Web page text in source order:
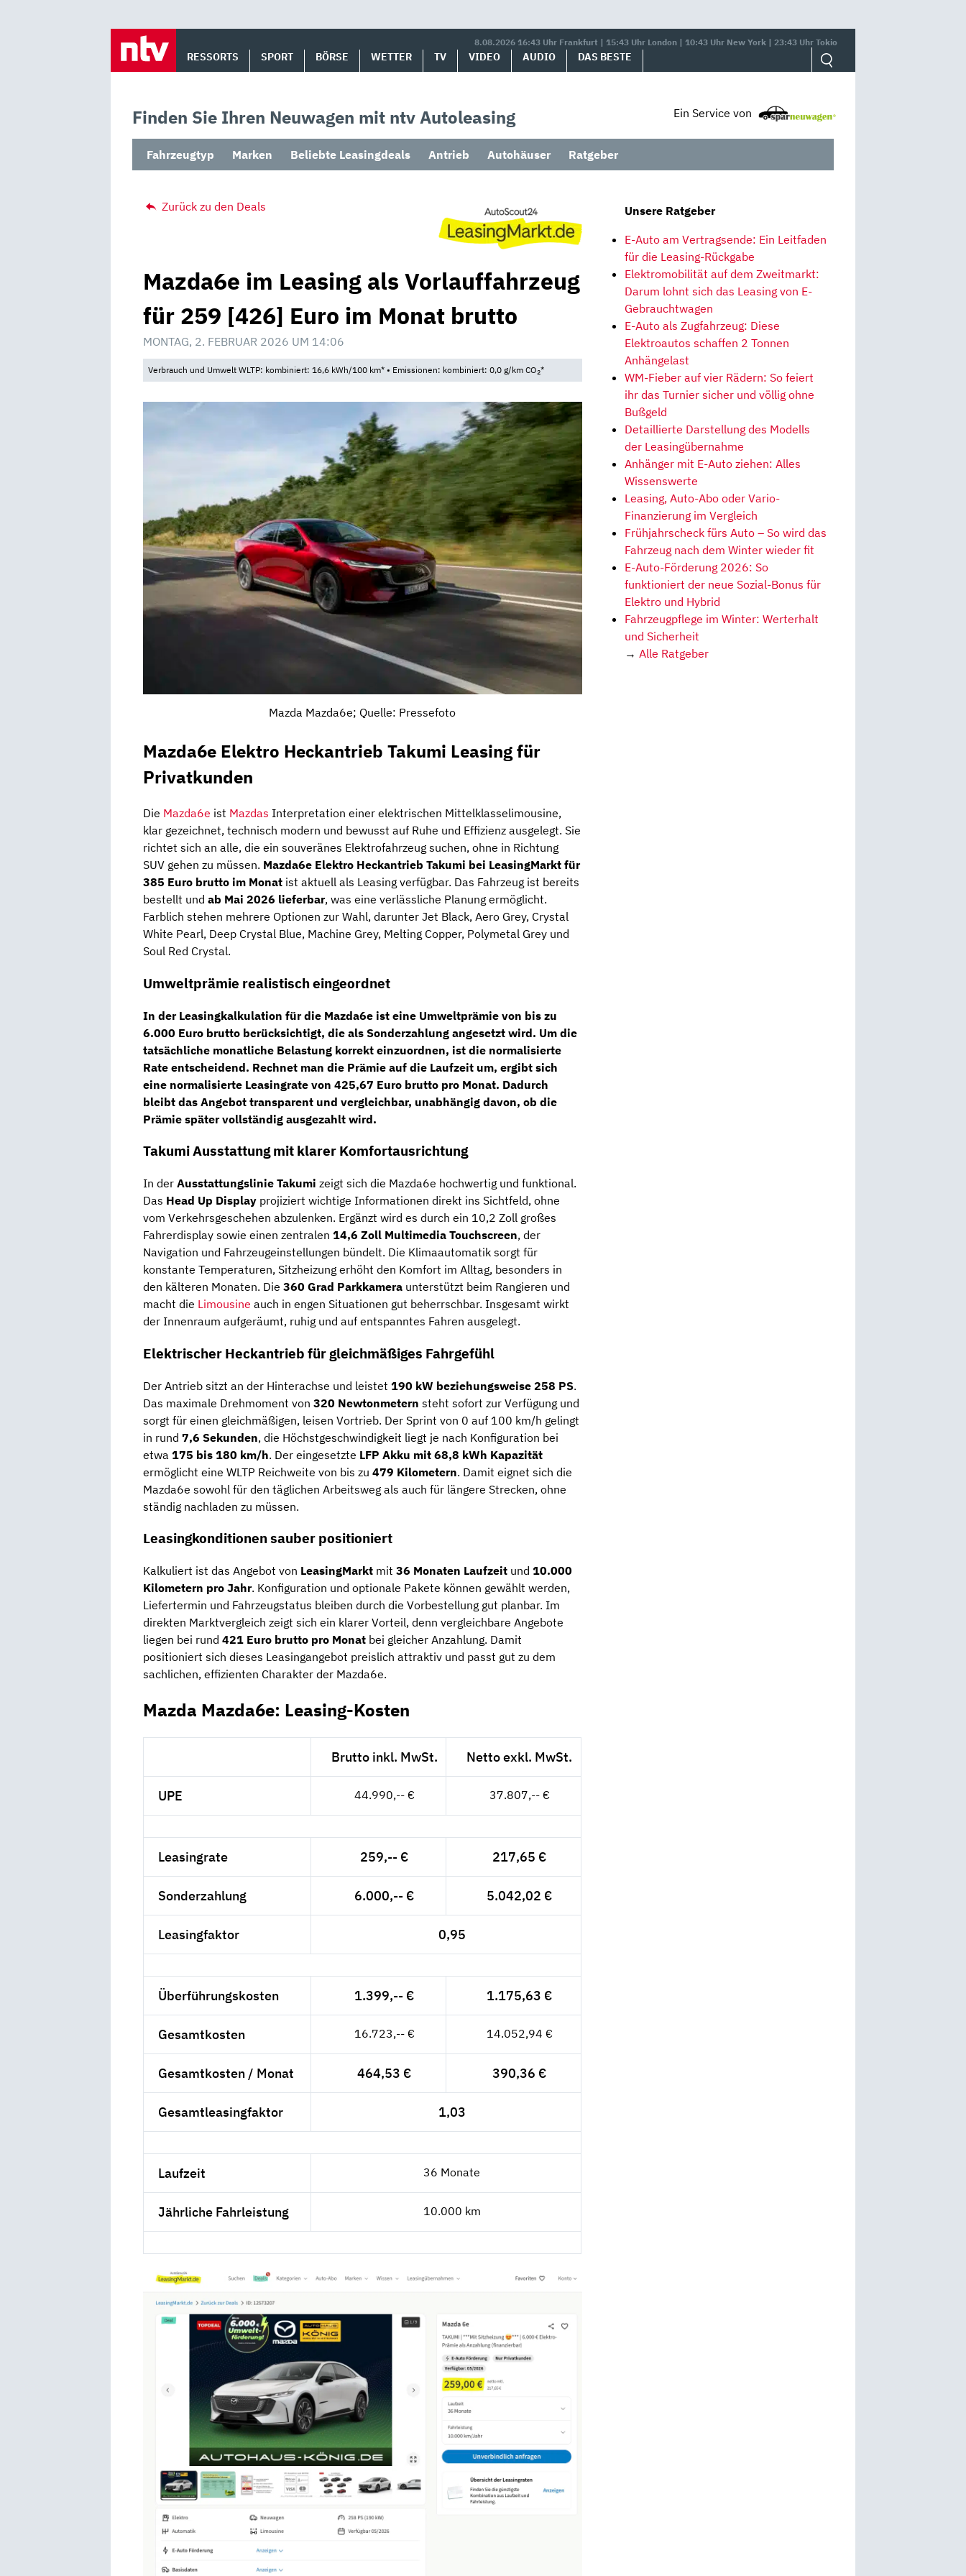
8.08.2026 16:43 Uhr Frankfurt | 15:43 Uhr London | 10:43 Uhr New York | 23:43 Uhr Tokio
RESSORTS SPORT BÖRSE WETTER TV VIDEO AUDIO DAS BESTE
Finden Sie Ihren Neuwagen mit ntv Autoleasing Ein Service von
Fahrzeugtyp Marken Beliebte Leasingdeals Antrieb Autohäuser Ratgeber
Zurück zu den Deals
Mazda6e im Leasing als Vorlauffahrzeug
für 259 [426] Euro im Monat brutto
MONTAG, 2. FEBRUAR 2026 UM 14:06
Verbrauch und Umwelt WLTP: kombiniert: 16,6 kWh/100 km* • Emissionen: kombiniert: 0,0 g/km CO2*
Mazda Mazda6e; Quelle: Pressefoto
Mazda6e Elektro Heckantrieb Takumi Leasing für
Privatkunden
Die Mazda6e ist Mazdas Interpretation einer elektrischen Mittelklasselimousine,
klar gezeichnet, technisch modern und bewusst auf Ruhe und Effizienz ausgelegt. Sie
richtet sich an alle, die ein souveränes Elektrofahrzeug suchen, ohne in Richtung
SUV gehen zu müssen. Mazda6e Elektro Heckantrieb Takumi bei LeasingMarkt für
385 Euro brutto im Monat ist aktuell als Leasing verfügbar. Das Fahrzeug ist bereits
bestellt und ab Mai 2026 lieferbar, was eine verlässliche Planung ermöglicht.
Farblich stehen mehrere Optionen zur Wahl, darunter Jet Black, Aero Grey, Crystal
White Pearl, Deep Crystal Blue, Machine Grey, Melting Copper, Polymetal Grey und
Soul Red Crystal.
Umweltprämie realistisch eingeordnet
In der Leasingkalkulation für die Mazda6e ist eine Umweltprämie von bis zu
6.000 Euro brutto berücksichtigt, die als Sonderzahlung angesetzt wird. Um die
tatsächliche monatliche Belastung korrekt einzuordnen, ist die normalisierte
Rate entscheidend. Rechnet man die Prämie auf die Laufzeit um, ergibt sich
eine normalisierte Leasingrate von 425,67 Euro brutto pro Monat. Dadurch
bleibt das Angebot transparent und vergleichbar, unabhängig davon, ob die
Prämie später vollständig ausgezahlt wird.
Takumi Ausstattung mit klarer Komfortausrichtung
In der Ausstattungslinie Takumi zeigt sich die Mazda6e hochwertig und funktional.
Das Head Up Display projiziert wichtige Informationen direkt ins Sichtfeld, ohne
vom Verkehrsgeschehen abzulenken. Ergänzt wird es durch ein 10,2 Zoll großes
Fahrerdisplay sowie einen zentralen 14,6 Zoll Multimedia Touchscreen, der
Navigation und Fahrzeugeinstellungen bündelt. Die Klimaautomatik sorgt für
konstante Temperaturen, Sitzheizung erhöht den Komfort im Alltag, besonders in
den kälteren Monaten. Die 360 Grad Parkkamera unterstützt beim Rangieren und
macht die Limousine auch in engen Situationen gut beherrschbar. Insgesamt wirkt
der Innenraum aufgeräumt, ruhig und auf entspanntes Fahren ausgelegt.
Elektrischer Heckantrieb für gleichmäßiges Fahrgefühl
Der Antrieb sitzt an der Hinterachse und leistet 190 kW beziehungsweise 258 PS.
Das maximale Drehmoment von 320 Newtonmetern steht sofort zur Verfügung und
sorgt für einen gleichmäßigen, leisen Vortrieb. Der Sprint von 0 auf 100 km/h gelingt
in rund 7,6 Sekunden, die Höchstgeschwindigkeit liegt je nach Konfiguration bei
etwa 175 bis 180 km/h. Der eingesetzte LFP Akku mit 68,8 kWh Kapazität
ermöglicht eine WLTP Reichweite von bis zu 479 Kilometern. Damit eignet sich die
Mazda6e sowohl für den täglichen Arbeitsweg als auch für längere Strecken, ohne
ständig nachladen zu müssen.
Leasingkonditionen sauber positioniert
Kalkuliert ist das Angebot von LeasingMarkt mit 36 Monaten Laufzeit und 10.000
Kilometern pro Jahr. Konfiguration und optionale Pakete können gewählt werden,
Liefertermin und Fahrzeugstatus bleiben durch die Vorbestellung gut planbar. Im
direkten Marktvergleich zeigt sich ein klarer Vorteil, denn vergleichbare Angebote
liegen bei rund 421 Euro brutto pro Monat bei gleicher Anzahlung. Damit
positioniert sich dieses Leasingangebot preislich attraktiv und passt gut zu dem
sachlichen, effizienten Charakter der Mazda6e.
Mazda Mazda6e: Leasing-Kosten
Brutto inkl. MwSt. Netto exkl. MwSt.
UPE 44.990,-- € 37.807,-- €
Leasingrate 259,-- € 217,65 €
Sonderzahlung 6.000,-- € 5.042,02 €
Leasingfaktor 0,95
Überführungskosten 1.399,-- € 1.175,63 €
Gesamtkosten 16.723,-- € 14.052,94 €
Gesamtkosten / Monat 464,53 € 390,36 €
Gesamtleasingfaktor 1,03
Laufzeit 36 Monate
Jährliche Fahrleistung 10.000 km
Unsere Ratgeber
E-Auto am Vertragsende: Ein Leitfaden
für die Leasing-Rückgabe
Elektromobilität auf dem Zweitmarkt:
Darum lohnt sich das Leasing von E-
Gebrauchtwagen
E-Auto als Zugfahrzeug: Diese
Elektroautos schaffen 2 Tonnen
Anhängelast
WM-Fieber auf vier Rädern: So feiert
ihr das Turnier sicher und völlig ohne
Bußgeld
Detaillierte Darstellung des Modells
der Leasingübernahme
Anhänger mit E-Auto ziehen: Alles
Wissenswerte
Leasing, Auto-Abo oder Vario-
Finanzierung im Vergleich
Frühjahrscheck fürs Auto – So wird das
Fahrzeug nach dem Winter wieder fit
E-Auto-Förderung 2026: So
funktioniert der neue Sozial-Bonus für
Elektro und Hybrid
Fahrzeugpflege im Winter: Werterhalt
und Sicherheit
→ Alle Ratgeber